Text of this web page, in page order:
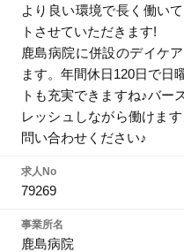
より良い環境で長く働い
トさせていただきます!
鹿島病院に併設のデイケ
ます。年間休日120日で日
トも充実できますね♪バー
レッシュしながら働けま
問い合わせください♪
求人No
79269
事業所名
鹿島病院